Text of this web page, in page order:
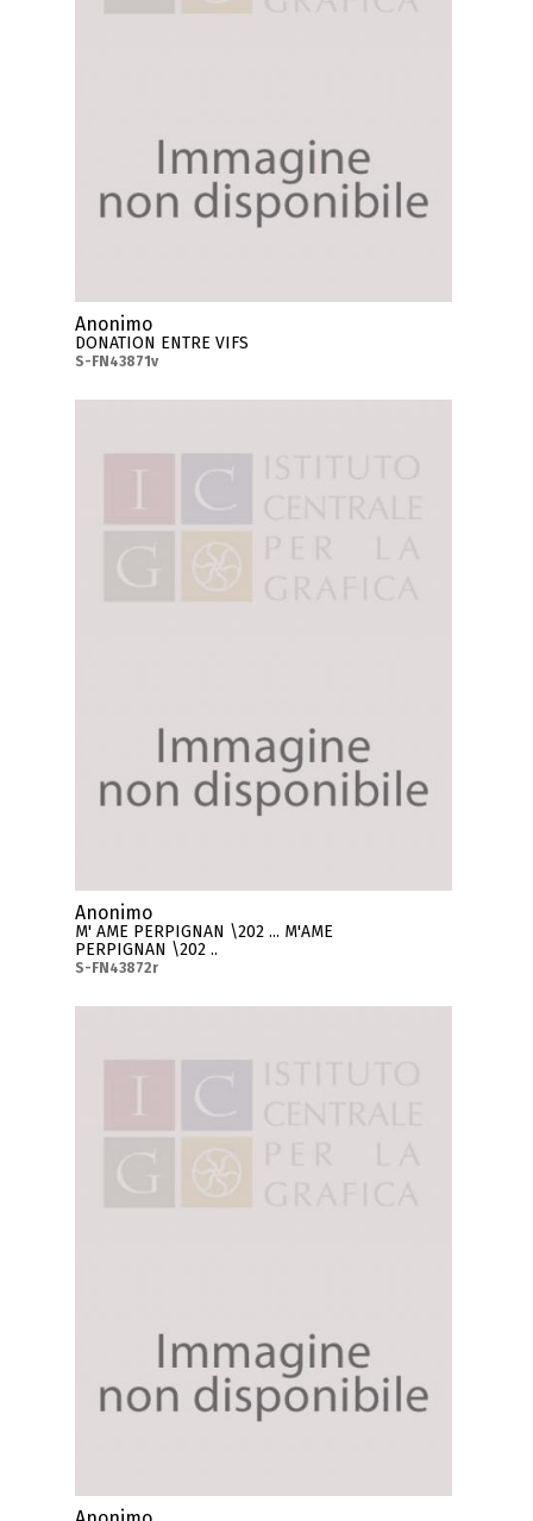
Anonimo
DONATION ENTRE VIFS
S-FN43871v
Anonimo
M' AME PERPIGNAN \202 ... M'AME
PERPIGNAN \202 ..
S-FN43872r